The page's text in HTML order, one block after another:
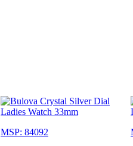
MSP: 84092